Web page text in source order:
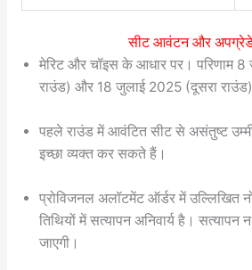
सीट आवंटन और
मेरिट और चॉइस के आधार पर। परिणाम
राउंड) और 18 जुलाई 2025 (दूसरा राउंड)
पहले राउंड में आवंटित सीट से असंतुष्ट
इच्छा व्यक्त कर सकते हैं।
प्रोविजनल अलॉटमेंट ऑर्डर में उल्लिखित
तिथियों में सत्यापन अनिवार्य है। सत्यापन न
जाएगी।